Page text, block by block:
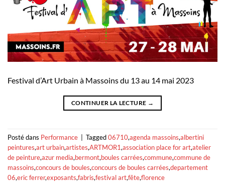
Festival d’Art Urbain à Massoins du 13 au 14 mai 2023
CONTINUER LA LECTURE →
Posté dans Performance Tagged06710,agenda massoins,albertini
peintures,art urbain,artistes,ARTMOR1,association place for art,atelier
de peinture,azur media,bermont,boules carrées,commune,commune de
massoins,concours de boules,concours de boules carrées,departement
06,eric ferrer,exposants,fabris,festival art,fête,florence